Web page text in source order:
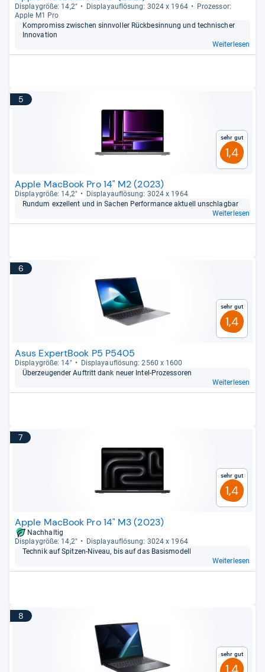
Dis­play­größe: 14,2" Dis­pla­yauf­lö­sung: 3024 x 1964
Pro­zes­sor:
Apple M1 Pro
Kom­pro­miss zwi­schen sinn­vol­ler Rück­be­sin­nung und tech­ni­scher
Inno­va­tion
Weiterlesen
5
Sehr gut
1,4
Apple MacBook Pro 14" M2 (2023)
Dis­play­größe: 14,2"
Dis­pla­yauf­lö­sung: 3024 x 1964
Rundum exzel­lent und in Sachen Per­for­mance aktu­ell unschlag­bar
Weiterlesen
6
Sehr gut
1,4
Asus ExpertBook P5 P5405
Dis­play­größe: 14"
Dis­pla­yauf­lö­sung: 2560 x 1600
Über­zeu­gen­der Auf­tritt dank neuer Intel-​Pro­zes­so­ren
Weiterlesen
7
Sehr gut
1,4
Apple MacBook Pro 14" M3 (2023)
Nachhaltig
Dis­play­größe: 14,2"
Dis­pla­yauf­lö­sung: 3024 x 1964
Tech­nik auf Spit­zen-​Niveau, bis auf das Basis­mo­dell
Weiterlesen
8
Sehr gut
1,4